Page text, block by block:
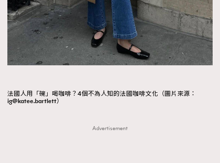
法國人用「碗」喝咖啡？4個不為人知的法國咖啡文化（圖片來源：
ig@katee.bartlett）
Advertisement